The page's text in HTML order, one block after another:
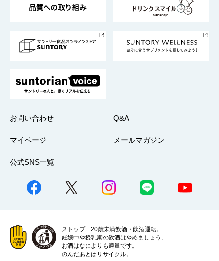
採用情報
お問い合わせ Q&A
マイページ メールマガジン
公式SNS一覧
ストップ！20歳未満飲酒・飲酒運転。
妊娠中や授乳期の飲酒はやめましょう。
お酒はなによりも適量です。
のんだあとはリサイクル。